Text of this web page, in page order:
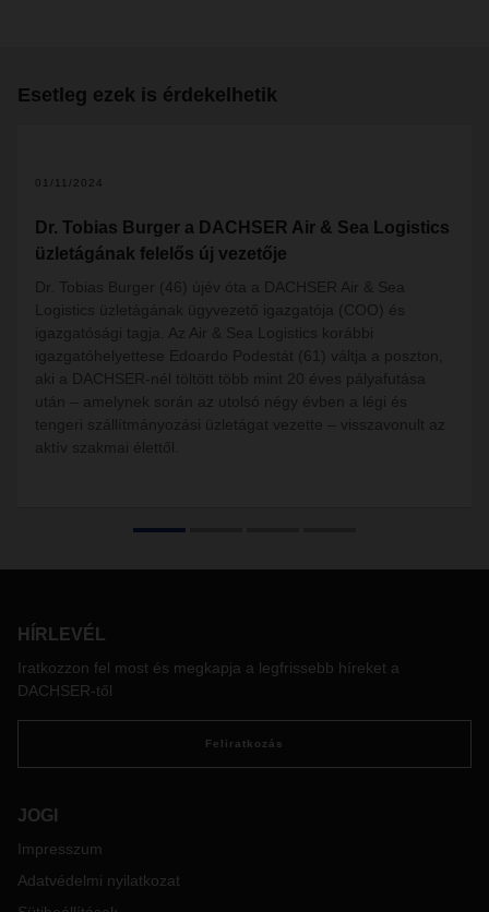
Esetleg ezek is érdekelhetik
01/11/2024
Dr. Tobias Burger a DACHSER Air & Sea Logistics
üzletágának felelős új vezetője
Dr. Tobias Burger (46) újév óta a DACHSER Air & Sea
Logistics üzletágának ügyvezető igazgatója (COO) és
igazgatósági tagja. Az Air & Sea Logistics korábbi
igazgatóhelyettese Edoardo Podestát (61) váltja a poszton,
aki a DACHSER-nél töltött több mint 20 éves pályafutása
után – amelynek során az utolsó négy évben a légi és
tengeri szállítmányozási üzletágat vezette – visszavonult az
aktív szakmai élettől.
HÍRLEVÉL
Iratkozzon fel most és megkapja a legfrissebb híreket a
DACHSER-től
Feliratkozás
JOGI
Impresszum
Adatvédelmi nyilatkozat